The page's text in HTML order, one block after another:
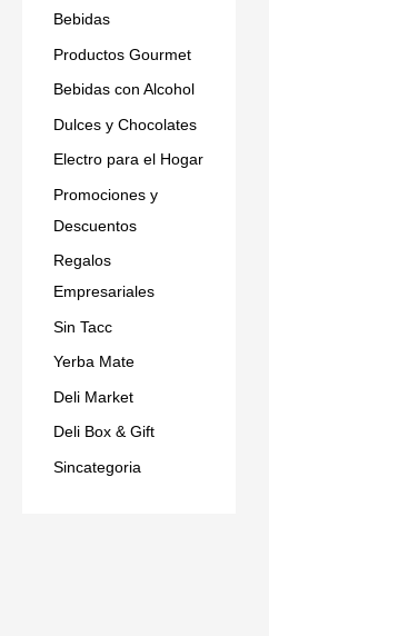
Bebidas
Productos Gourmet
Bebidas con Alcohol
Dulces y Chocolates
Electro para el Hogar
Promociones y
Descuentos
Regalos
Empresariales
Sin Tacc
Yerba Mate
Deli Market
Deli Box & Gift
Sincategoria